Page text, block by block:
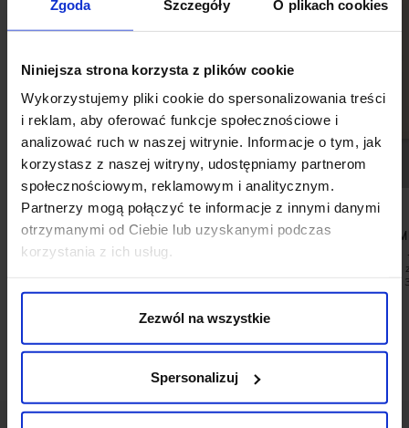
Zgoda Szczegóły O plikach cookies
Niniejsza strona korzysta z plików cookie
Wykorzystujemy pliki cookie do spersonalizowania treści
i reklam, aby oferować funkcje społecznościowe i
analizować ruch w naszej witrynie. Informacje o tym, jak
korzystasz z naszej witryny, udostępniamy partnerom
społecznościowym, reklamowym i analitycznym.
Partnerzy mogą połączyć te informacje z innymi danymi
otrzymanymi od Ciebie lub uzyskanymi podczas
korzystania z ich usług.
Zezwól na wszystkie
Spersonalizuj
SPODNIE CLASSIC DO ZESTAWU
GUALDO 02 BRĄZOWE SLIM FIT+
LONGSLEEVE
Najniższa